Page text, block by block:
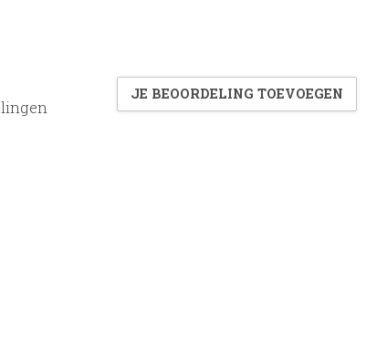
JE BEOORDELING TOEVOEGEN